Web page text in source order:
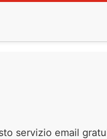
servizio email